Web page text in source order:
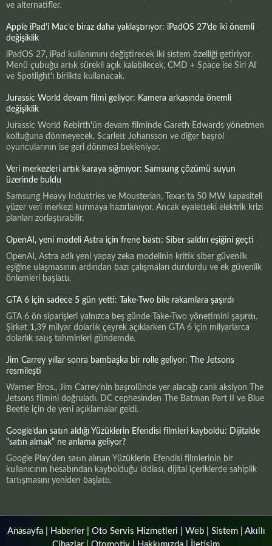
ve alternatifler.
Apple iPad’i Mac’e biraz daha yaklaştırıyor: iPadOS 27’de iki önemli
değişiklik
iPadOS 27, iPad kullanımını değiştirecek iki sistem özelliği getiriyor.
Menü çubuğu artık sürekli açık kalabilecek, CMD + Space ise Siri AI
ve Spotlight'ı birlikte kullanacak.
Jurassic World devam filmi geliyor: Kamera arkasında önemli
değişiklik
Jurassic World Rebirth'ün devam filminde Gareth Edwards yönetmen
koltuğuna dönmeyecek. Scarlett Johansson ve diğer başrol
oyuncularının ise geri dönmesi bekleniyor.
Veri merkezleri artık karaya sığmıyor: Samsung çözümü suyun
üzerinde buldu
Samsung Heavy Industries ve Mousterian, Texas'ta 50 MW kapasiteli
yüzer veri merkezi kurmaya hazırlanıyor. Ancak eyaletteki elektrik krizi
planları zorlaştırabilir.
OpenAI, yeni modeli Astra için frene bastı: Siber saldırı eşiğini geçti
OpenAI, Astra adlı yeni yapay zeka modelinin kritik siber güvenlik
eşiğine ulaşmasının ardından bazı çalışmaları durdurdu ve ek güvenlik
önlemleri başlattı.
GTA 6 için sadece 5 gün yetti: Take-Two bile rakamlara şaşırdı
GTA 6 ön siparişleri yalnızca beş günde Take-Two yönetimini şaşırttı.
Şirket 1,39 milyar dolarlık çeyrek açıklarken GTA 6 için milyarlarca
dolarlık satış tahminleri gündemde.
Jim Carrey yıllar sonra bambaşka bir rolle geliyor: The Jetsons
resmileşti
Warner Bros., Jim Carrey'nin başrolünde yer alacağı canlı aksiyon The
Jetsons filmini doğruladı. DC cephesinden The Batman Part II ve Blue
Beetle için de yeni açıklamalar geldi.
Google’dan satın aldığı Yüzüklerin Efendisi filmleri kayboldu: Dijitalde
“satın almak” ne anlama geliyor?
Google Play'den satın alınan Yüzüklerin Efendisi filmlerinin bir
kullanıcının hesabından kaybolduğu iddiası, dijital içeriklerde sahiplik
tartışmasını yeniden başlattı.
Anasayfa| Haberler| Oto Servis Hizmetleri Web| Sistem| Akıllı